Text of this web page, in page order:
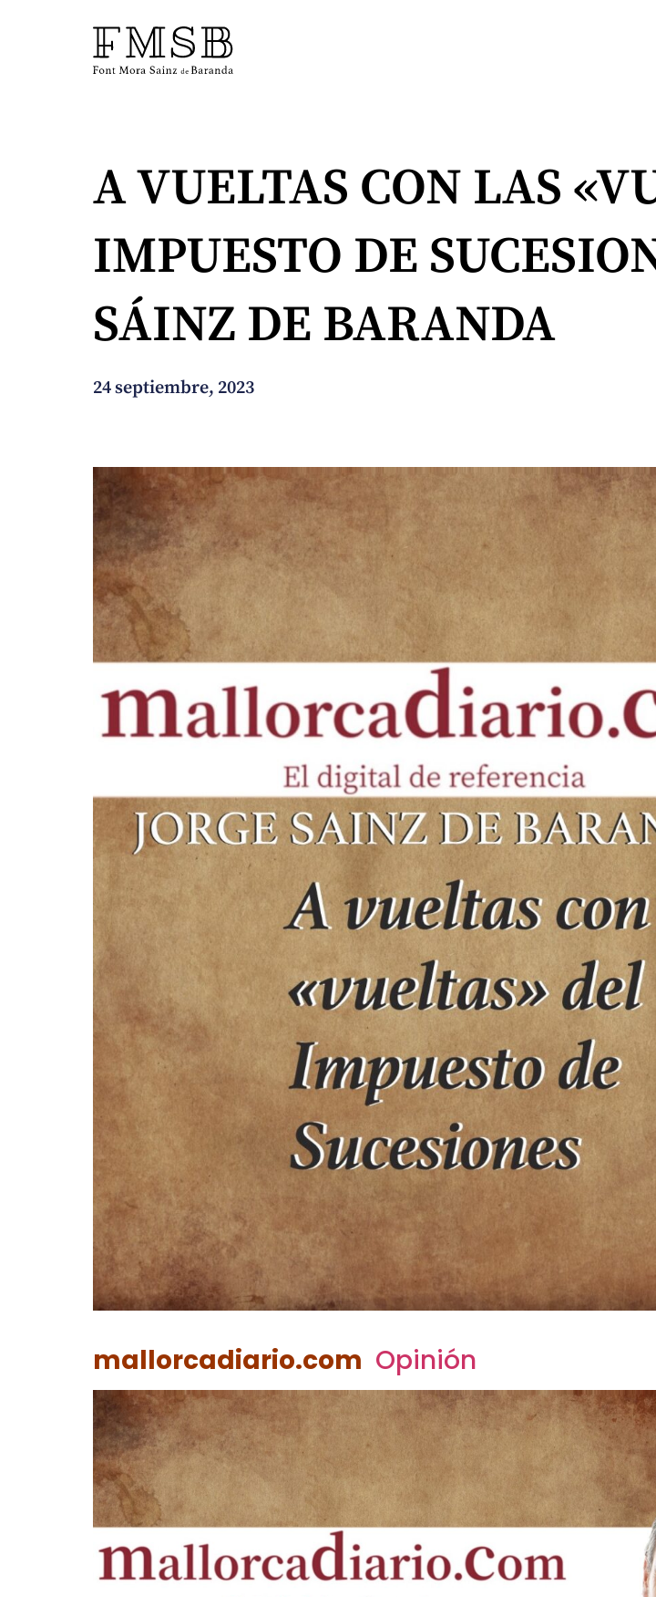
Font Mora Sainz de Baranda
Equipo
Servicios
Noticias
A VUELTAS CON LAS
IMPUESTO DE
SÁINZ DE BARANDA
24 septiembre, 2023
mallorcadiario.com Opinión